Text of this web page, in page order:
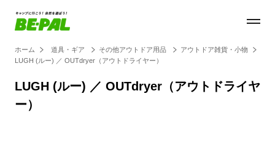
ホーム 道具・ギア その他アウトドア用品
アウトドア雑貨・小物
LUGH (ルー) ／ OUTdryer（アウトドライヤー）
LUGH (ルー) ／ OUTdryer（アウトドライヤ
ー）